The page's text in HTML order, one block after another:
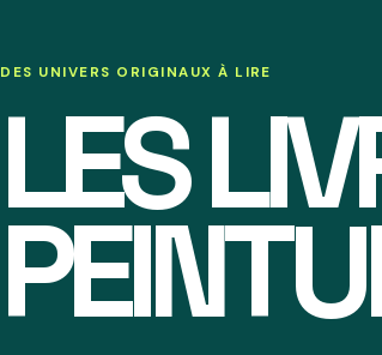
DES UNIVERS ORIGINAUX À LIRE
LES